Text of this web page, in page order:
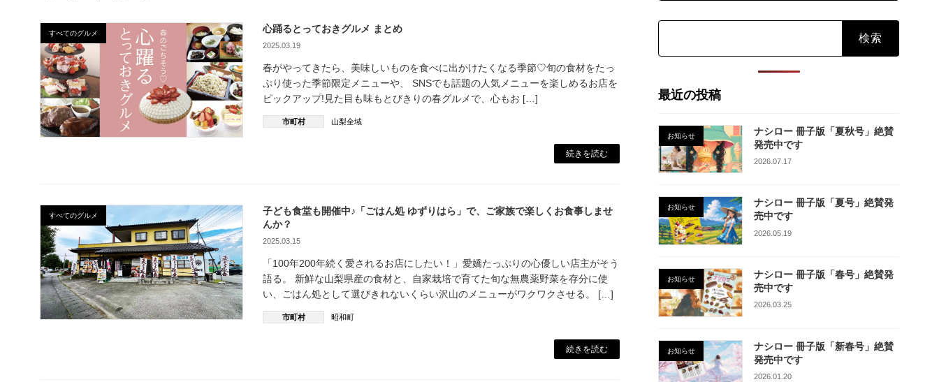
すべてのグルメ 心踊るとっておきグルメ まとめ
2025.03.19
春がやってきたら、美味しいものを食べに出かけたくなる季節♡旬の食材をたっ
ぷり使った季節限定メニューや、 SNSでも話題の人気メニューを楽しめるお店を
ピックアップ!見た目も味もとびきりの春グルメで、心もお […]
市町村 山梨全域
続きを読む
すべてのグルメ
子ども食堂も開催中♪「ごはん処 ゆずりはら」で、ご家族で楽しくお食事しませ
んか？
2025.03.15
「100年200年続く愛されるお店にしたい！」愛嬌たっぷりの心優しい店主がそう
語る。 新鮮な山梨県産の食材と、自家栽培で育てた旬な無農薬野菜を存分に使
い、ごはん処として選びきれないくらい沢山のメニューがワクワクさせる。 […]
市町村 昭和町
続きを読む
最近の投稿
お知らせ
ナシロー 冊子版「夏秋号」絶賛
発売中です
2026.07.17
お知らせ
ナシロー 冊子版「夏号」絶賛発
売中です
2026.05.19
お知らせ
ナシロー 冊子版「春号」絶賛発
売中です
2026.03.25
お知らせ
ナシロー 冊子版「新春号」絶賛
発売中です
2026.01.20